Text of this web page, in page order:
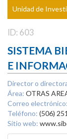
Unidad de
ID: 603
SISTEMA
E
Director o
Área: OTRAS
Correo electrónico:
Teléfono: (506)
Sitio web: